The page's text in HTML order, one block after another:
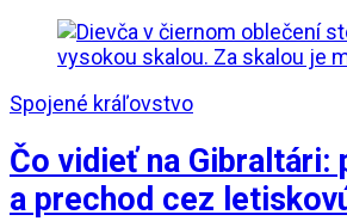
Spojené kráľovstvo
Čo vidieť na Gibraltári:
a prechod cez